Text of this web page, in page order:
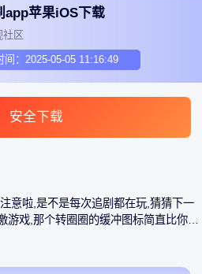
app苹果iOS下载
社区
间：2025-05-05 11:16:49
安全下载
意啦,是不是每次追剧都在玩,猜猜下一
游戏,那个转圈圈的缓冲图标简直比你家